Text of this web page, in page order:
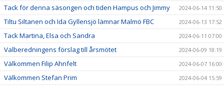
Tack för denna säsongen och tiden Hampus och Jimmy 2024-06-14 11:50
Tiltu Siltanen och Ida Gyllensjö lämnar Malmö FBC 2024-06-13 17:52
Tack Martina, Elsa och Sandra 2024-06-11 07:00
Valberedningens förslag till årsmötet 2024-06-09 18:19
Välkommen Filip Ahnfelt 2024-06-07 16:00
Välkommen Stefan Prim 2024-06-04 15:59